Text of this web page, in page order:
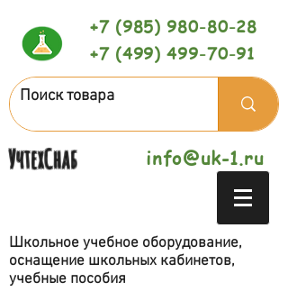
+7 (985) 980-80-28
+7 (499) 499-70-91
УчтехСнаб info@uk-1.ru
Школьное учебное оборудование,
оснащение школьных кабинетов,
учебные пособия